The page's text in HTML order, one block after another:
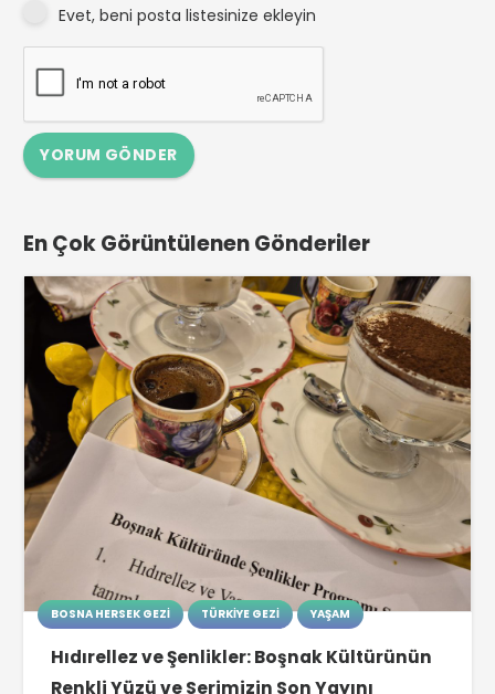
Evet, beni posta listesinize ekleyin
YORUM GÖNDER
En Çok Görüntülenen Gönderiler
BOSNA HERSEK GEZI TÜRKIYE GEZI YAŞAM
Hıdırellez ve Şenlikler: Boşnak Kültürünün
Renkli Yüzü ve Serimizin Son Yayını